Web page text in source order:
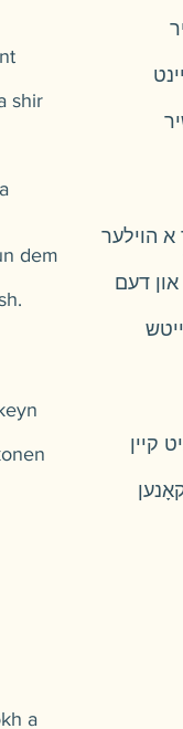
shir
dem
a
דעם
קיין